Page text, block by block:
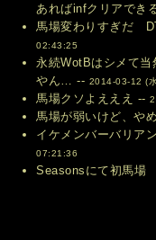
あればinfクリアでき
馬場変わりすぎだ
02:43:25
永続WotBはシメて当
やん… -- 2014-03-12 (
馬場クソよえええ --
馬場が弱いけど、や
イケメンバーバリア
07:21:36
Seasonsにて初馬